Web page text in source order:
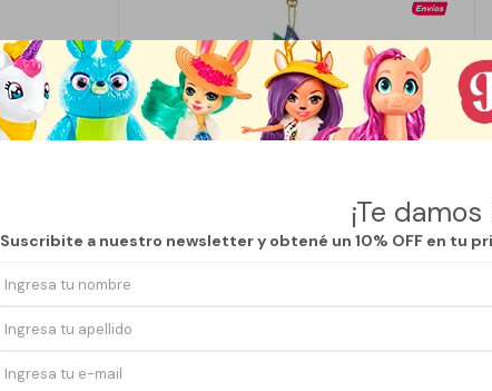
¡Te
Suscribite a nuestro newsletter y obtené un 10% OFF en tu